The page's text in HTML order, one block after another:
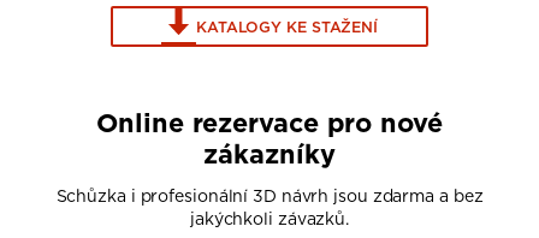
KATALOGY KE STAŽENÍ
Online rezervace pro nové
zákazníky
Schůzka i profesionální 3D návrh jsou zdarma a bez
jakýchkoli závazků.